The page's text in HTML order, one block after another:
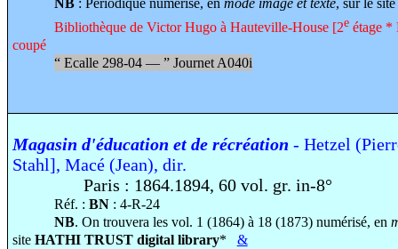
Bibliothèque de Victor Hugo à Hauteville-House [2eétage *
coupé
“Ecalle 298-04 — ”Journet A040i
Magasin d'éducation et de récréation - Hetzel
Stahl], Macé (Jean), dir.
Paris : 1864.1894, 60 vol. gr. in-8°
Réf. : BN: 4-R-24
NB. On trouvera les vol. 1 (1864) à 18 (1873) numérisé, en
site HATHI TRUST digital library* &